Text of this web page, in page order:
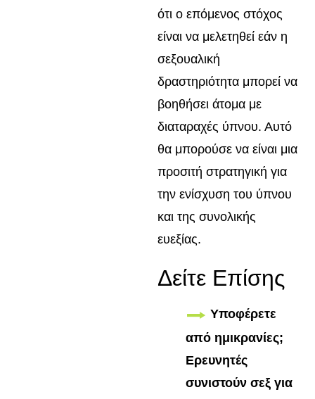
ότι ο επόμενος στόχος
είναι να μελετηθεί εάν η
σεξουαλική
δραστηριότητα μπορεί να
βοηθήσει άτομα με
διαταραχές ύπνου. Αυτό
θα μπορούσε να είναι μια
προσιτή στρατηγική για
την ενίσχυση του ύπνου
και της συνολικής
ευεξίας.
Δείτε Επίσης
Υποφέρετε
από ημικρανίες;
Ερευνητές
συνιστούν σεξ για